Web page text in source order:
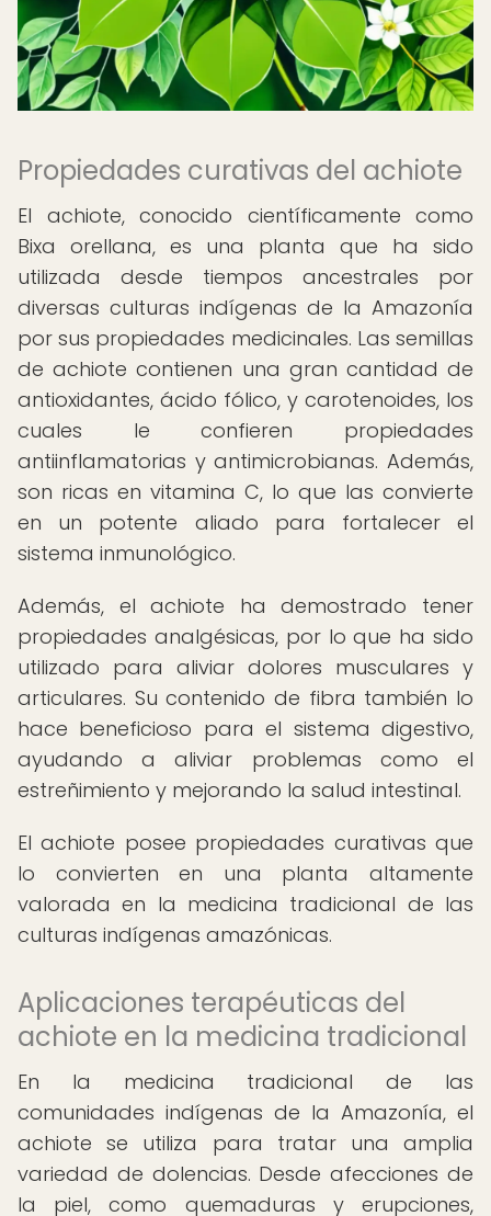
Propiedades curativas del achiote
El achiote, conocido científicamente como
Bixa orellana, es una planta que ha sido
utilizada desde tiempos ancestrales por
diversas culturas indígenas de la Amazonía
por sus propiedades medicinales. Las semillas
de achiote contienen una gran cantidad de
antioxidantes, ácido fólico, y carotenoides, los
cuales le confieren propiedades
antiinflamatorias y antimicrobianas. Además,
son ricas en vitamina C, lo que las convierte
en un potente aliado para fortalecer el
sistema inmunológico.
Además, el achiote ha demostrado tener
propiedades analgésicas, por lo que ha sido
utilizado para aliviar dolores musculares y
articulares. Su contenido de fibra también lo
hace beneficioso para el sistema digestivo,
ayudando a aliviar problemas como el
estreñimiento y mejorando la salud intestinal.
El achiote posee propiedades curativas que
lo convierten en una planta altamente
valorada en la medicina tradicional de las
culturas indígenas amazónicas.
Aplicaciones terapéuticas del
achiote en la medicina tradicional
En la medicina tradicional de las
comunidades indígenas de la Amazonía, el
achiote se utiliza para tratar una amplia
variedad de dolencias. Desde afecciones de
la piel, como quemaduras y erupciones,